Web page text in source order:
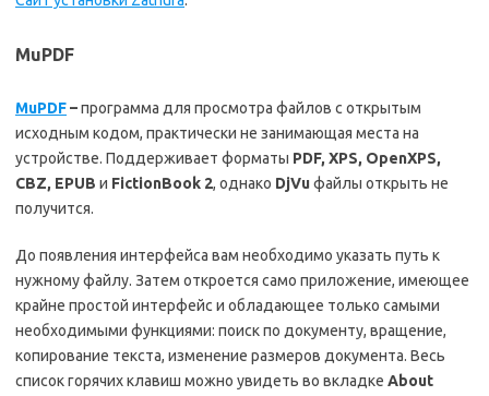
MuPDF
MuPDF–программа для просмотра файлов с открытым
исходным кодом, практически не занимающая места на
устройстве. Поддерживает форматы PDF, XPS, OpenXPS,
CBZ, EPUB и FictionBook 2, однако DjVuфайлы открыть не
получится.
До появления интерфейса вам необходимо указать путь к
нужному файлу. Затем откроется само приложение, имеющее
крайне простой интерфейс и обладающее только самыми
необходимыми функциями: поиск по документу, вращение,
копирование текста, изменение размеров документа. Весь
список горячих клавиш можно увидеть во вкладке About